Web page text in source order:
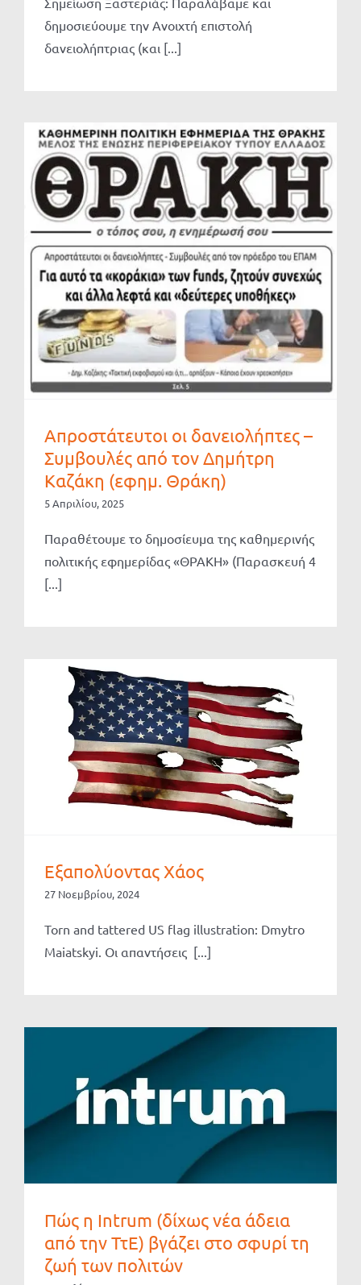
δημοσιεύουμε την Ανοιχτή επιστολή
δανειολήπτριας (και [...]
Απροστάτευτοι οι δανειολήπτες –
Συμβουλές από τον Δημήτρη
Καζάκη (εφημ. Θράκη)
5 Απριλίου, 2025
Παραθέτουμε το δημοσίευμα της καθημερινής
πολιτικής εφημερίδας «ΘΡΑΚΗ» (Παρασκευή 4
[...]
Εξαπολύοντας Χάος
27 Νοεμβρίου, 2024
Torn and tattered US flag illustration: Dmytro
Maiatskyi. Οι απαντήσεις [...]
Πώς η Intrum (δίχως νέα άδεια
από την ΤτΕ) βγάζει στο σφυρί τη
ζωή των πολιτών